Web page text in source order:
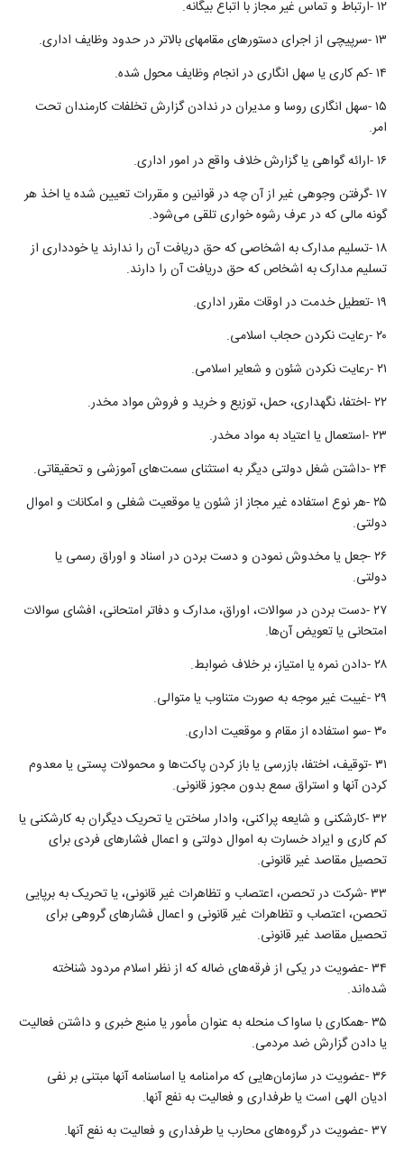
۱۲-ارتباط و تماس غیر مجاز با اتباع بیگانه.
۱۳-سرپیچی از اجرای دستورهای مقامهای بالاتر در حدود وظایف اداری.
۱۴-کم کاری یا سهل انگاری در انجام وظایف محول شده.
۱۵-سهل انگاری روسا و مدیران در ندادن گزارش تخلفات کارمندان تحت
امر.
۱۶-ارائه گواهی یا گزارش خلاف واقع در امور اداری.
۱۷-گرفتن وجوهی غیر از آن چه در قوانین و مقررات تعیین شده یا اخذ هر
گونه مالی که در عرف رشوه خواری تلقی می‌شود.
۱۸-تسلیم مدارک به اشخاصی که حق دریافت آن را ندارند یا خودداری از
تسلیم مدارک به اشخاص که حق دریافت آن را دارند.
۱۹-تعطیل خدمت در اوقات مقرر اداری.
۲۰-رعایت نکردن حجاب اسلامی.
۲۱-رعایت نکردن شئون و شعایر اسلامی.
۲۲-اختفا، نگهداری، حمل، توزیع و خرید و فروش مواد مخدر.
۲۳-استعمال یا اعتیاد به مواد مخدر.
۲۴-داشتن شغل دولتی دیگر به استثنای سمت‌های آموزشی و تحقیقاتی.
۲۵-هر نوع استفاده غیر مجاز از شئون یا موقعیت شغلی و امکانات و اموال
دولتی.
۲۶-جعل یا مخدوش نمودن و دست بردن در اسناد و اوراق رسمی یا
دولتی.
۲۷-دست بردن در سوالات، اوراق، مدارک و دفاتر امتحانی، افشای سوالات
امتحانی یا تعویض آن‌ها.
۲۸-دادن نمره یا امتیاز، بر خلاف ضوابط.
۲۹-غیبت غیر موجه به صورت متناوب یا متوالی.
۳۰-سو استفاده از مقام و موقعیت اداری.
۳۱-توقیف، اختفا، بازرسی یا باز کردن پاکت‌ها و محمولات پستی یا معدوم
کردن آنها و استراق سمع بدون مجوز قانونی.
۳۲-کارشکنی و شایعه پراکنی، وادار ساختن یا تحریک دیگران به کارشکنی یا
کم کاری و ایراد خسارت به اموال دولتی و اعمال فشارهای فردی برای
تحصیل مقاصد غیر قانونی.
۳۳-شرکت در تحصن، اعتصاب و تظاهرات غیر قانونی، یا تحریک به برپایی
تحصن، اعتصاب و تظاهرات غیر قانونی و اعمال فشارهای گروهی برای
تحصیل مقاصد غیر قانونی.
۳۴-عضویت در یکی از فرقه‌های ضاله که از نظر اسلام مردود شناخته
شده‌اند.
۳۵-همکاری با ساواک منحله به عنوان مأمور یا منبع خبری و داشتن فعالیت
یا دادن گزارش ضد مردمی.
۳۶-عضویت در ‌‌سازمان‌هایی که مرامنامه یا اساسنامه آنها مبتنی بر نفی
ادیان الهی است یا طرفداری و فعالیت به نفع آنها.
۳۷-عضویت در گروه‌های محارب یا طرفداری و فعالیت به نفع آنها.